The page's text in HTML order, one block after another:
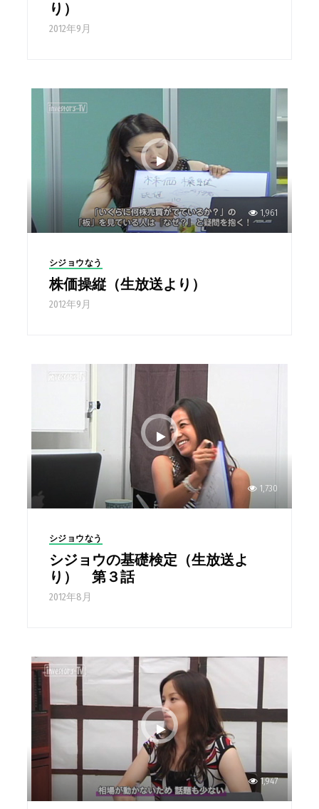
り）
2012年9月
1,961
シジョウなう
株価操縦（生放送より）
2012年9月
1,730
シジョウなう
シジョウの基礎検定（生放送よ
り） 第３話
2012年8月
1,947